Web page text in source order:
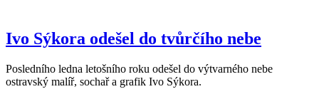
Ivo Sýkora odešel do tvůrčího nebe
Posledního ledna letošního roku odešel do výtvarného nebe
ostravský malíř, sochař a grafik Ivo Sýkora.